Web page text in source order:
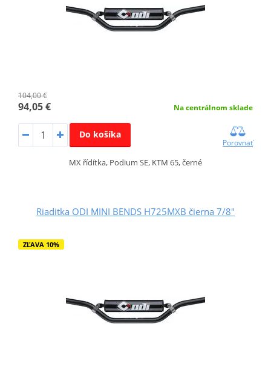
104,00 €
94,05 € Na centrálnom sklade
Do košíka
Porovnať
MX řídítka, Podium SE, KTM 65, černé
Riaditka ODI MINI BENDS H725MXB čierna 7/8"
ZĽAVA 10%